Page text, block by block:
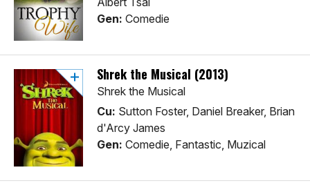
Gen: Comedie
Shrek the Musical (2013)
Shrek the Musical
Cu: Sutton Foster, Daniel Breaker, Brian
d'Arcy James
Gen: Comedie, Fantastic, Muzical